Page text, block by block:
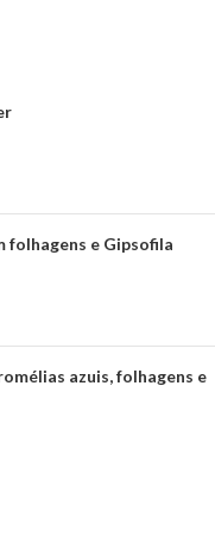
folhagens e Gipsofila
azuis, folhagens e